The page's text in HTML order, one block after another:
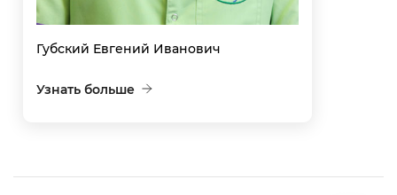
Губский Евгений Иванович
Узнать больше